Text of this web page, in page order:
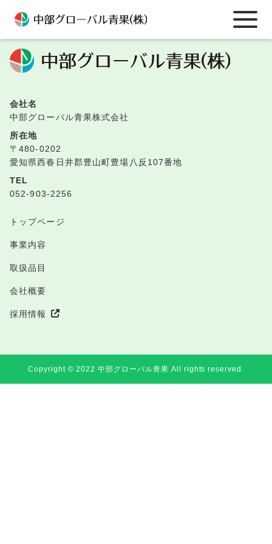
会社名
中部グローバル青果株式会社
所在地
〒480-0202
愛知県西春日井郡豊山町豊場八反107番地
TEL
052-903-2256
トップページ
事業内容
取扱品目
会社概要
採用情報
Copyright ©︎ 2022 中部グローバル青果 All rights reserved.